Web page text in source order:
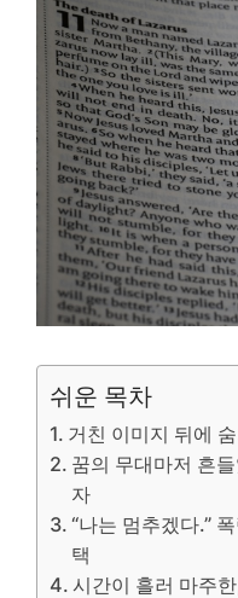
쉬운 목차
거친 이미지 뒤에
꿈의 무대마저 흔
자
“나는 멈추겠다.”
택
시간이 흘러 마주